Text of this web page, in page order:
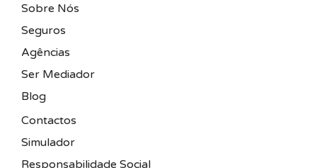
Sobre Nós
Seguros
Agências
Ser Mediador
Blog
Contactos
Simulador
Responsabilidade Social